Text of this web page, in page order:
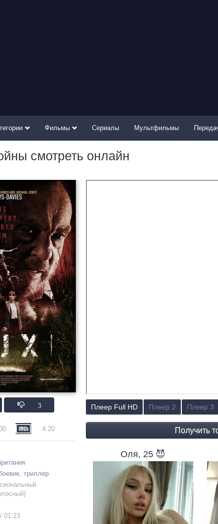
Фильмы Сериалы Мультфильмы
смотреть онлайн
3
4.20
, триллер
01:23
Плеер Full HD Плеер 2 Плеер 3
Оля, 25 😈